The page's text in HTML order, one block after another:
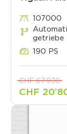
107000
getriebe
190 PS
CHF 67’930
CHF